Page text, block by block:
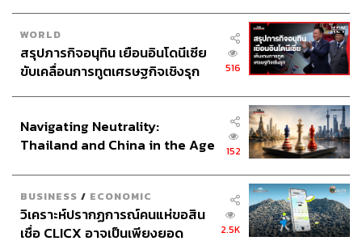
WORLD
สรุปภารกิจอนุทิน เยือนอินโดนีเซีย
ขับเคลื่อนการทูตเศรษฐกิจเชิงรุก
516
Navigating Neutrality:
Thailand and China in the Age
152
BUSINESS / ECONOMIC
วิเคราะห์ปรากฏการณ์คนแห่ขอสิน
เชื่อ CLICX อาจเป็นเพียงยอด
2.5K